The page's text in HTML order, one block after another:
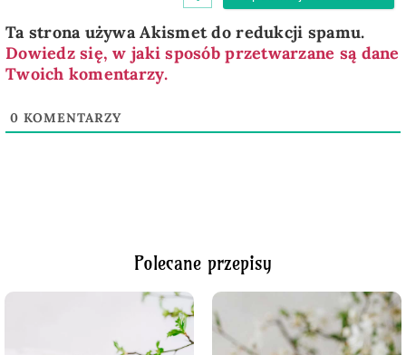
Ta strona używa Akismet do redukcji spamu.
Dowiedz się, w jaki sposób przetwarzane są dane
Twoich komentarzy.
0 KOMENTARZY
Polecane przepisy